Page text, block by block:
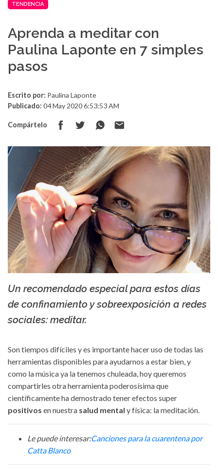
TENDENCIA
Aprenda a meditar con
Paulina Laponte en 7 simples
pasos
Escrito por: Paulina Laponte
Publicado: 04 May 2020 6:53:53 AM
Compártelo
Paulina Laponte
Un recomendado especial para estos días
de confinamiento y sobreexposición a redes
sociales: meditar.
Son tiempos difíciles y es importante hacer uso de todas las
herramientas disponibles para ayudarnos a estar bien, y
como la música ya la tenemos chuleada, hoy queremos
compartirles otra herramienta poderosísima que
científicamente ha demostrado tener efectos super
positivos en nuestra salud mental y física: la meditación.
Le puede interesar:Canciones para la cuarentena por
Catta Blanco